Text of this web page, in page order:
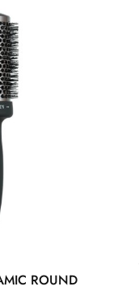
ROUND